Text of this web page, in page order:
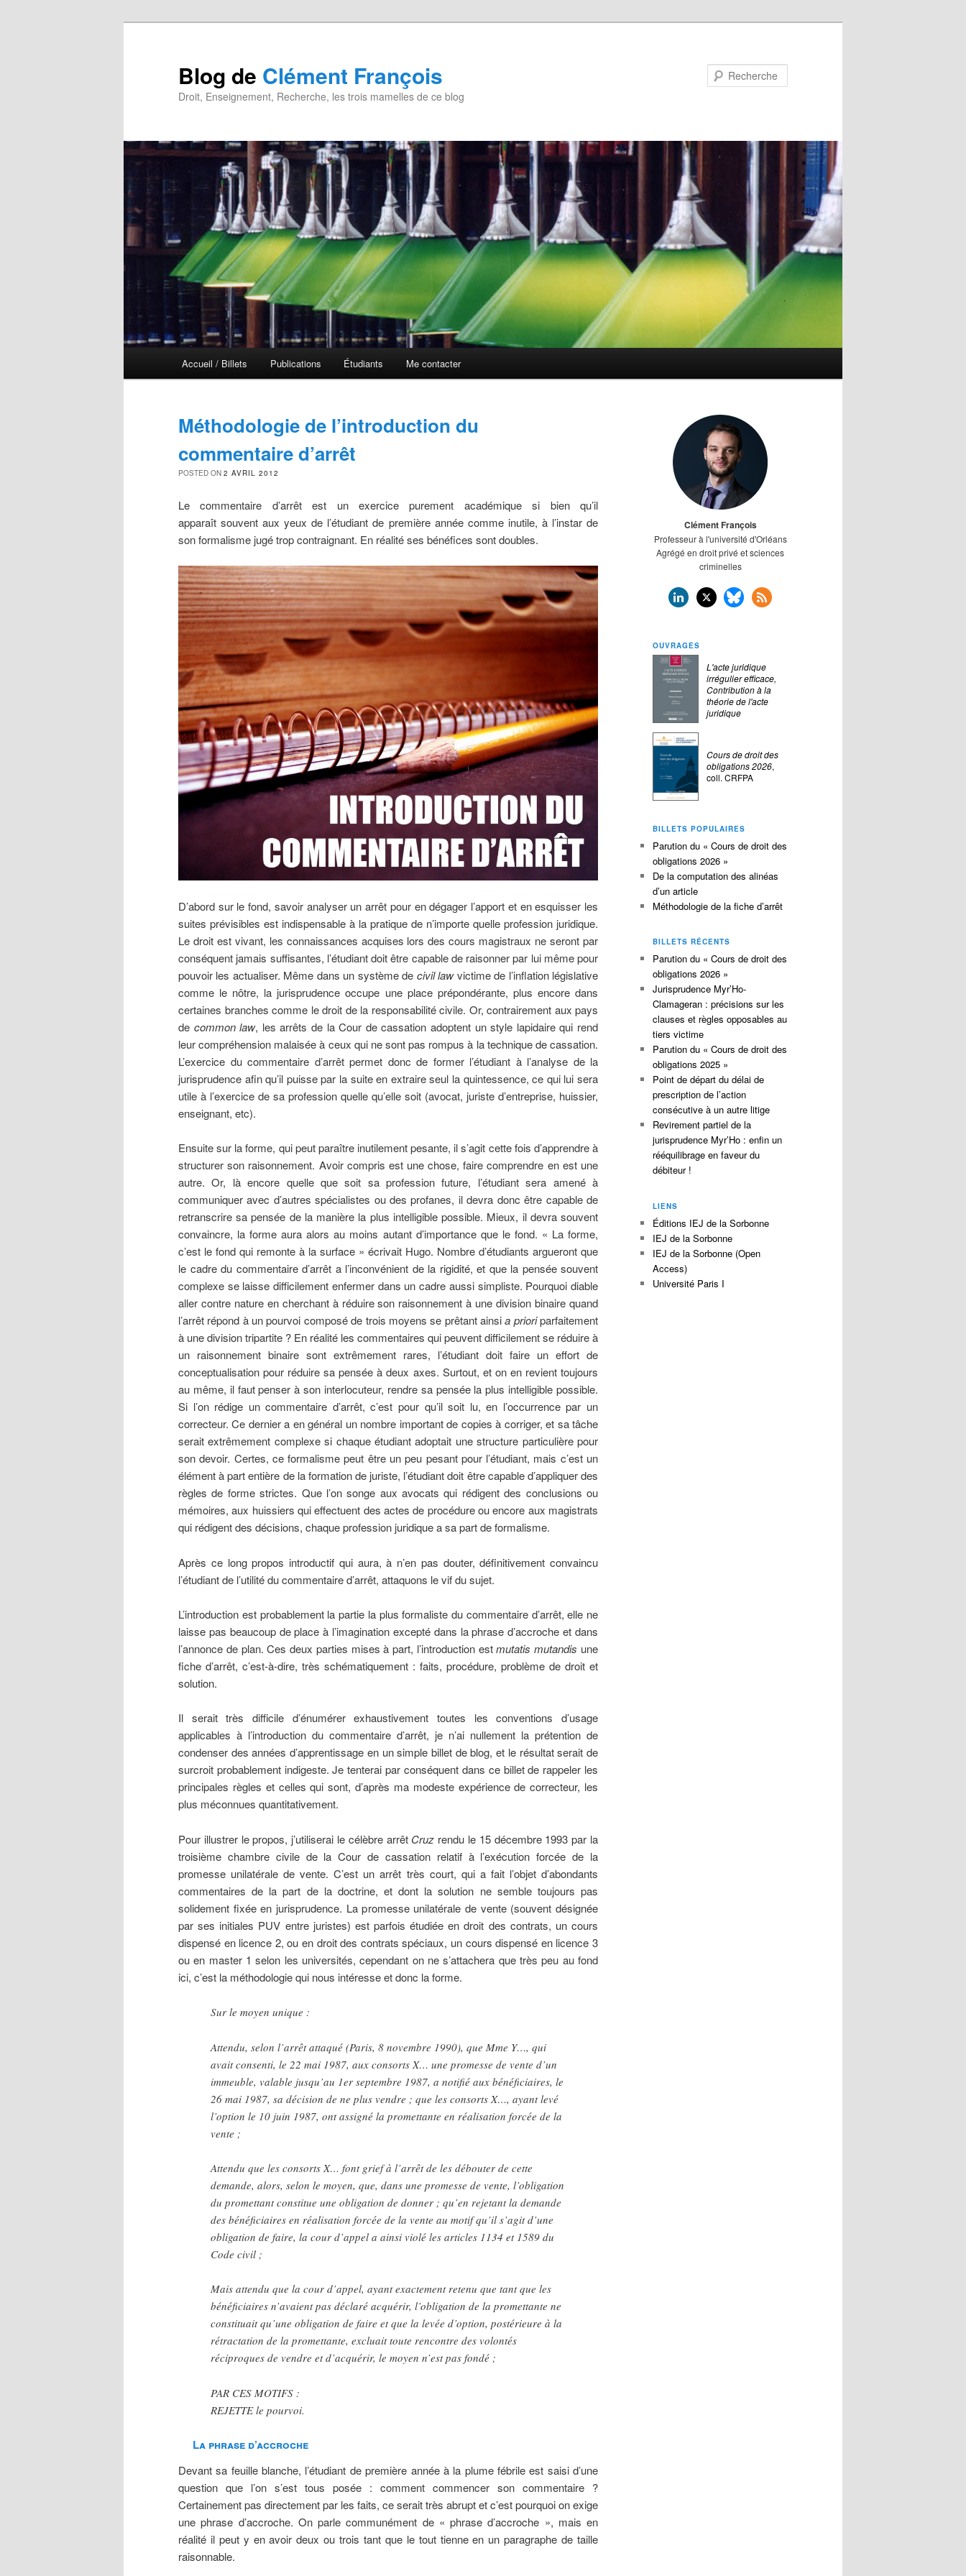
Blog de Clément François
Droit, Enseignement, Recherche, les trois mamelles de ce blog
Aller au contenu principal
Aller au contenu secondaire
Accueil / Billets Publications Étudiants Me contacter
Méthodologie de l’introduction du
commentaire d’arrêt
POSTED ON 2 AVRIL 2012
Le commentaire d’arrêt est un exercice purement académique si bien qu’il
apparaît souvent aux yeux de l’étudiant de première année comme inutile, à l’instar de
son formalisme jugé trop contraignant. En réalité ses bénéfices sont doubles.
D’abord sur le fond, savoir analyser un arrêt pour en dégager l’apport et en esquisser les
suites prévisibles est indispensable à la pratique de n’importe quelle profession juridique.
Le droit est vivant, les connaissances acquises lors des cours magistraux ne seront par
conséquent jamais suffisantes, l’étudiant doit être capable de raisonner par lui même pour
pouvoir les actualiser. Même dans un système de civil lawvictime de l’inflation législative
comme le nôtre, la jurisprudence occupe une place prépondérante, plus encore dans
certaines branches comme le droit de la responsabilité civile. Or, contrairement aux pays
de common law, les arrêts de la Cour de cassation adoptent un style lapidaire qui rend
leur compréhension malaisée à ceux qui ne sont pas rompus à la technique de cassation.
L’exercice du commentaire d’arrêt permet donc de former l’étudiant à l’analyse de la
jurisprudence afin qu’il puisse par la suite en extraire seul la quintessence, ce qui lui sera
utile à l’exercice de sa profession quelle qu’elle soit (avocat, juriste d’entreprise, huissier,
enseignant, etc).
Ensuite sur la forme, qui peut paraître inutilement pesante, il s’agit cette fois d’apprendre à
structurer son raisonnement. Avoir compris est une chose, faire comprendre en est une
autre. Or, là encore quelle que soit sa profession future, l’étudiant sera amené à
communiquer avec d’autres spécialistes ou des profanes, il devra donc être capable de
retranscrire sa pensée de la manière la plus intelligible possible. Mieux, il devra souvent
convaincre, la forme aura alors au moins autant d’importance que le fond. « La forme,
c’est le fond qui remonte à la surface » écrivait Hugo. Nombre d’étudiants argueront que
le cadre du commentaire d’arrêt a l’inconvénient de la rigidité, et que la pensée souvent
complexe se laisse difficilement enfermer dans un cadre aussi simpliste. Pourquoi diable
aller contre nature en cherchant à réduire son raisonnement à une division binaire quand
l’arrêt répond à un pourvoi composé de trois moyens se prêtant ainsia prioriparfaitement
à une division tripartite ? En réalité les commentaires qui peuvent difficilement se réduire à
un raisonnement binaire sont extrêmement rares, l’étudiant doit faire un effort de
conceptualisation pour réduire sa pensée à deux axes. Surtout, et on en revient toujours
au même, il faut penser à son interlocuteur, rendre sa pensée la plus intelligible possible.
Si l’on rédige un commentaire d’arrêt, c’est pour qu’il soit lu, en l’occurrence par un
correcteur. Ce dernier a en général un nombre important de copies à corriger, et sa tâche
serait extrêmement complexe si chaque étudiant adoptait une structure particulière pour
son devoir. Certes, ce formalisme peut être un peu pesant pour l’étudiant, mais c’est un
élément à part entière de la formation de juriste, l’étudiant doit être capable d’appliquer des
règles de forme strictes. Que l’on songe aux avocats qui rédigent des conclusions ou
mémoires, aux huissiers qui effectuent des actes de procédure ou encore aux magistrats
qui rédigent des décisions, chaque profession juridique a sa part de formalisme.
Après ce long propos introductif qui aura, à n’en pas douter, définitivement convaincu
l’étudiant de l’utilité du commentaire d’arrêt, attaquons le vif du sujet.
L’introduction est probablement la partie la plus formaliste du commentaire d’arrêt, elle ne
laisse pas beaucoup de place à l’imagination excepté dans la phrase d’accroche et dans
l’annonce de plan. Ces deux parties mises à part, l’introduction estmutatis mutandis une
fiche d’arrêt, c’est-à-dire, très schématiquement : faits, procédure, problème de droit et
solution.
Il serait très difficile d’énumérer exhaustivement toutes les conventions d’usage
applicables à l’introduction du commentaire d’arrêt, je n’ai nullement la prétention de
condenser des années d’apprentissage en un simple billet de blog, et le résultat serait de
surcroit probablement indigeste. Je tenterai par conséquent dans ce billet de rappeler les
principales règles et celles qui sont, d’après ma modeste expérience de correcteur, les
plus méconnues quantitativement.
Pour illustrer le propos, j’utiliserai le célèbre arrêt Cruz rendu le 15 décembre 1993 par la
troisième chambre civile de la Cour de cassation relatif à l’exécution forcée de la
promesse unilatérale de vente. C’est un arrêt très court, qui a fait l’objet d’abondants
commentaires de la part de la doctrine, et dont la solution ne semble toujours pas
solidement fixée en jurisprudence. La promesse unilatérale de vente (souvent désignée
par ses initiales PUV entre juristes) est parfois étudiée en droit des contrats, un cours
dispensé en licence 2, ou en droit des contrats spéciaux, un cours dispensé en licence 3
ou en master 1 selon les universités, cependant on ne s’attachera que très peu au fond
ici, c’est la méthodologie qui nous intéresse et donc la forme.
Sur le moyen unique :
Attendu, selon l’arrêt attaqué (Paris, 8 novembre 1990), que Mme Y…, qui
avait consenti, le 22 mai 1987, aux consorts X… une promesse de vente d’un
immeuble, valable jusqu’au 1er septembre 1987, a notifié aux bénéficiaires, le
26 mai 1987, sa décision de ne plus vendre ; que les consorts X…, ayant levé
l’option le 10 juin 1987, ont assigné la promettante en réalisation forcée de la
vente ;
Attendu que les consorts X… font grief à l’arrêt de les débouter de cette
demande, alors, selon le moyen, que, dans une promesse de vente, l’obligation
du promettant constitue une obligation de donner ; qu’en rejetant la demande
des bénéficiaires en réalisation forcée de la vente au motif qu’il s’agit d’une
obligation de faire, la cour d’appel a ainsi violé les articles 1134 et 1589 du
Code civil ;
Mais attendu que la cour d’appel, ayant exactement retenu que tant que les
bénéficiaires n’avaient pas déclaré acquérir, l’obligation de la promettante ne
constituait qu’une obligation de faire et que la levée d’option, postérieure à la
rétractation de la promettante, excluait toute rencontre des volontés
réciproques de vendre et d’acquérir, le moyen n’est pas fondé ;
PAR CES MOTIFS :
REJETTE le pourvoi.
La phrase d’accroche
Devant sa feuille blanche, l’étudiant de première année à la plume fébrile est saisi d’une
question que l’on s’est tous posée : comment commencer son commentaire ?
Certainement pas directement par les faits, ce serait très abrupt et c’est pourquoi on exige
une phrase d’accroche. On parle communément de « phrase d’accroche », mais en
réalité il peut y en avoir deux ou trois tant que le tout tienne en un paragraphe de taille
raisonnable.
Clément François
Professeur à l'université d'Orléans
Agrégé en droit privé et sciences
criminelles
OUVRAGES
L'acte juridique
irrégulier efficace,
Contribution à la
théorie de l'acte
juridique
Cours de droit des
obligations 2026,
coll. CRFPA
BILLETS POPULAIRES
Parution du « Cours de droit des
obligations 2026 »
De la computation des alinéas
d’un article
Méthodologie de la fiche d’arrêt
BILLETS RÉCENTS
Parution du « Cours de droit des
obligations 2026 »
Jurisprudence Myr’Ho-
Clamageran : précisions sur les
clauses et règles opposables au
tiers victime
Parution du « Cours de droit des
obligations 2025 »
Point de départ du délai de
prescription de l’action
consécutive à un autre litige
Revirement partiel de la
jurisprudence Myr’Ho : enfin un
rééquilibrage en faveur du
débiteur !
LIENS
Éditions IEJ de la Sorbonne
IEJ de la Sorbonne
IEJ de la Sorbonne (Open
Access)
Université Paris I